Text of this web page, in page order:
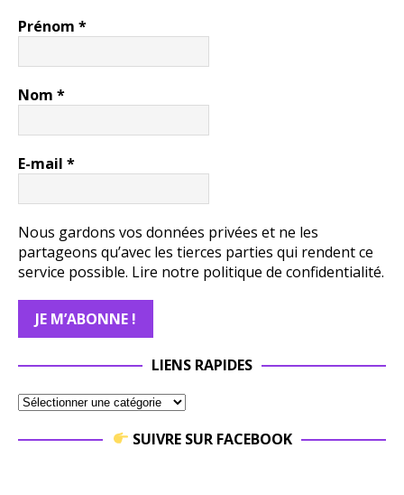
Prénom *
Nom *
E-mail *
Nous gardons vos données privées et ne les
partageons qu’avec les tierces parties qui rendent ce
service possible. Lire notre politique de confidentialité.
LIENS RAPIDES
SUIVRE SUR FACEBOOK